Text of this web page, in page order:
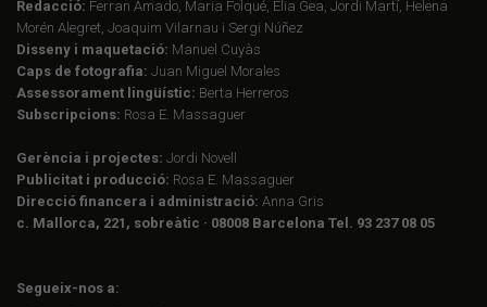
Redacció: Ferran Amado, Maria Folqué, Èlia Gea, Jordi Martí, Helena
Morén Alegret, Joaquim Vilarnau i Sergi Núñez
Disseny i maquetació: Manuel Cuyàs
Caps de fotografia: Juan Miguel Morales
Assessorament lingüístic: Berta Herreros
Subscripcions: Rosa E. Massaguer
Gerència i projectes: Jordi Novell
Publicitat i producció: Rosa E. Massaguer
Direcció financera i administració: Anna Gris
c. Mallorca, 221, sobreàtic · 08008 Barcelona Tel. 93 237 08 05
Segueix-nos a: